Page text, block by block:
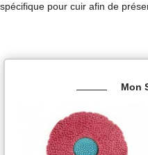
spécifique pour cuir afin de
Mon